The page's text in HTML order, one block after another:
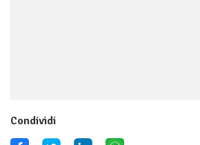
Condividi